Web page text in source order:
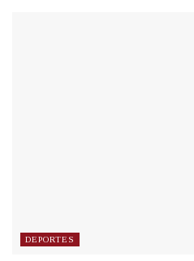
DEPORTES